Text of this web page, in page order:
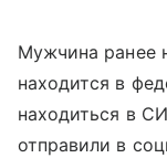
Мужчина ранее
находится в
находиться в
отправили в